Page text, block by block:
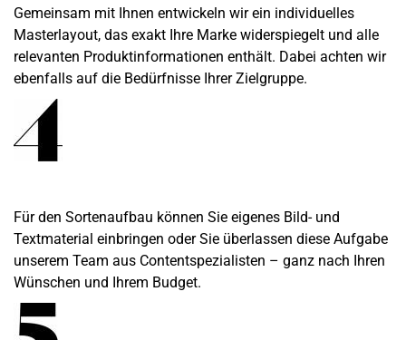
Gemeinsam mit Ihnen entwickeln wir ein individuelles
Masterlayout, das exakt Ihre Marke widerspiegelt und alle
relevanten Produktinformationen enthält. Dabei achten wir
ebenfalls auf die Bedürfnisse Ihrer Zielgruppe.
Für den Sortenaufbau können Sie eigenes Bild- und
Textmaterial einbringen oder Sie überlassen diese Aufgabe
unserem Team aus Contentspezialisten – ganz nach Ihren
Wünschen und Ihrem Budget.